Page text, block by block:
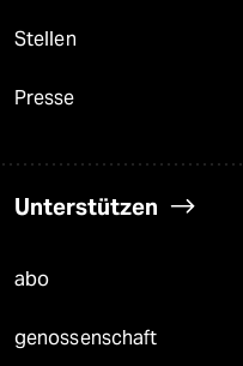
Stellen
Presse
Unterstützen
abo
genossenschaft